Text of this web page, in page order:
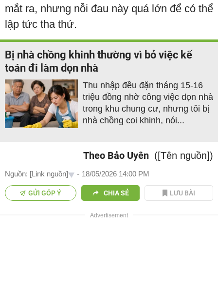
mắt ra, nhưng nỗi đau này quá lớn để có thể
lập tức tha thứ.
Bị nhà chồng khinh thường vì bỏ việc kế
toán đi làm dọn nhà
Thu nhập đều đặn tháng 15-16
triệu đồng nhờ công việc dọn nhà
trong khu chung cư, nhưng tôi bị
nhà chồng coi khinh, nói...
Theo Bảo Uyên ([Tên nguồn])
Nguồn: [Link nguồn] - 18/05/2026 14:00 PM
GỬI GÓP Ý CHIA SẺ LƯU BÀI